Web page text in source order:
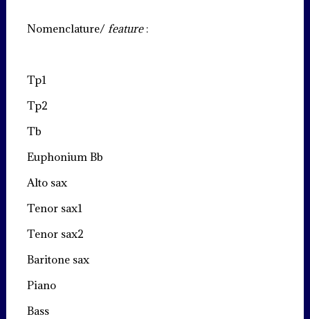
Nomenclature/ feature:
Tp1
Tp2
Tb
Euphonium Bb
Alto sax
Tenor sax1
Tenor sax2
Baritone sax
Piano
Bass